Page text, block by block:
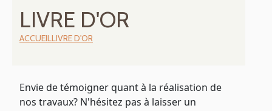
LIVRE D'OR
ACCUEILLIVRE D'OR
Envie de témoigner quant à la réalisation de
nos travaux? N'hésitez pas à laisser un